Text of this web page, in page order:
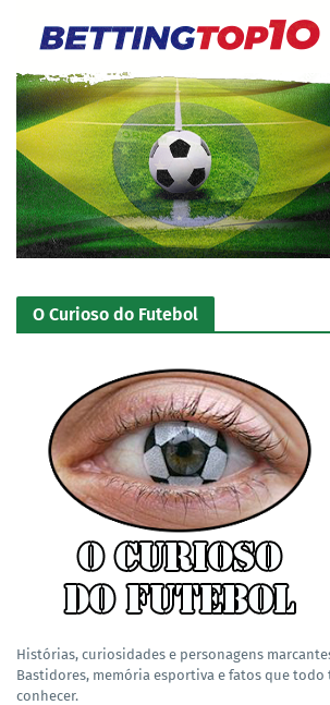
O Curioso do Futebol
Histórias, curiosidades e personagens
Bastidores, memória esportiva e fatos que todo
conhecer.